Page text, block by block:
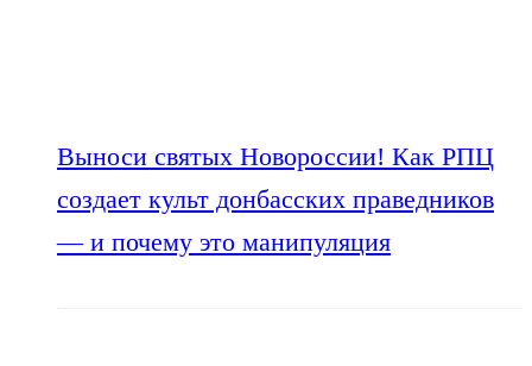
Выноси святых Новороссии! Как РПЦ
создает культ донбасских праведников
— и почему это манипуляция